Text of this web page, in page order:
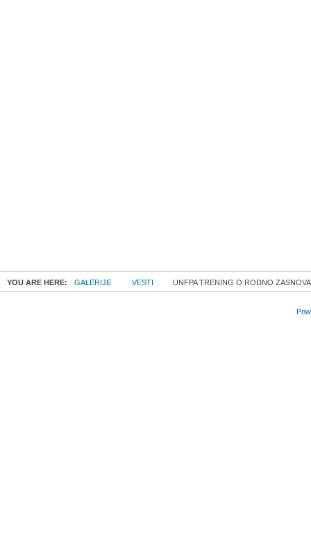
YOU ARE HERE: GALERIJE VESTI UNFPA TRENING O RODNO